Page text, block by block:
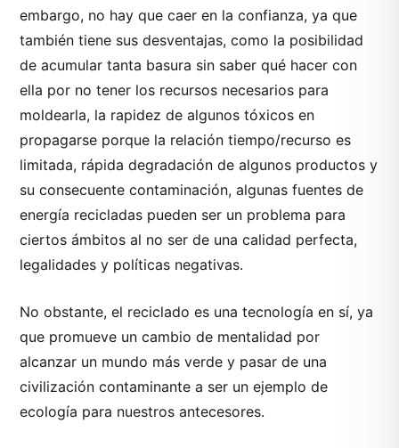
embargo, no hay que caer en la confianza, ya que
también tiene sus desventajas, como la posibilidad
de acumular tanta basura sin saber qué hacer con
ella por no tener los recursos necesarios para
moldearla, la rapidez de algunos tóxicos en
propagarse porque la relación tiempo/recurso es
limitada, rápida degradación de algunos productos y
su consecuente contaminación, algunas fuentes de
energía recicladas pueden ser un problema para
ciertos ámbitos al no ser de una calidad perfecta,
legalidades y políticas negativas.
No obstante, el reciclado es una tecnología en sí, ya
que promueve un cambio de mentalidad por
alcanzar un mundo más verde y pasar de una
civilización contaminante a ser un ejemplo de
ecología para nuestros antecesores.